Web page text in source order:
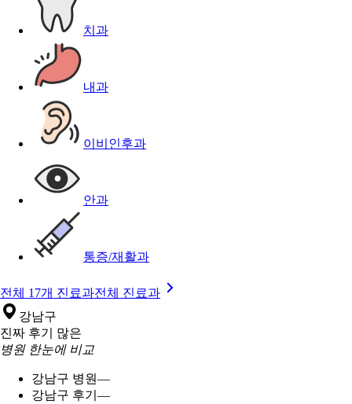
치과
내과
이비인후과
안과
통증/재활과
전체 17개 진료과전체 진료과
강남구
진짜 후기 많은
병원 한눈에 비교
강남구 병원—
강남구 후기 —